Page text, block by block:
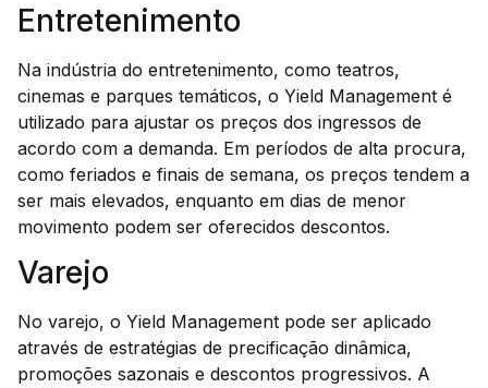
Entretenimento
Na indústria do entretenimento, como teatros,
cinemas e parques temáticos, o Yield Management é
utilizado para ajustar os preços dos ingressos de
acordo com a demanda. Em períodos de alta procura,
como feriados e finais de semana, os preços tendem a
ser mais elevados, enquanto em dias de menor
movimento podem ser oferecidos descontos.
Varejo
No varejo, o Yield Management pode ser aplicado
através de estratégias de precificação dinâmica,
promoções sazonais e descontos progressivos. A